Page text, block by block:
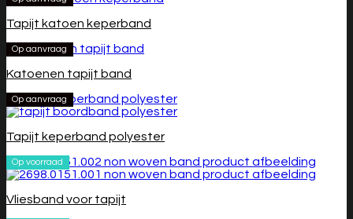
Tapijt katoen keperband
Op aanvraag
Katoenen tapijt band
Op aanvraag
Tapijt keperband polyester
Op voorraad
Vliesband voor tapijt